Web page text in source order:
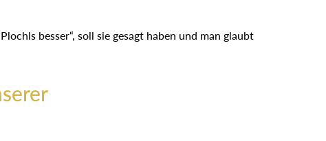
besser“, soll sie gesagt haben und man